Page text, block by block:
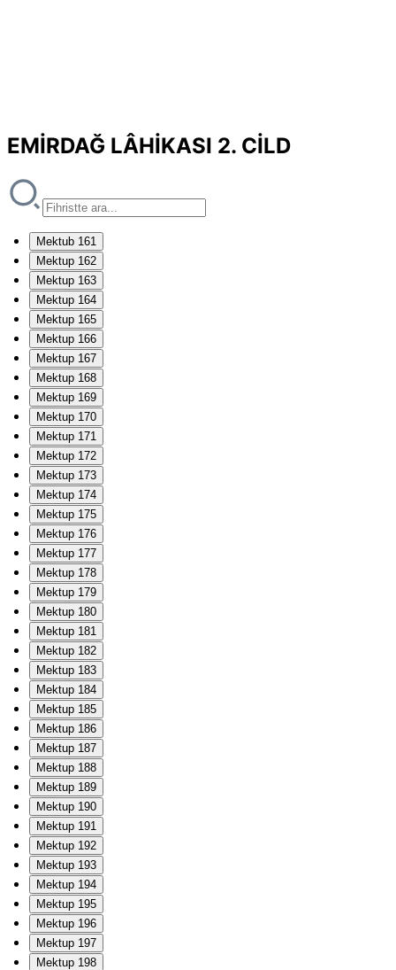
EMİRDAĞ LÂHİKASI 2. CİLD
Mektub 161
Mektup 162
Mektup 163
Mektup 164
Mektup 165
Mektup 166
Mektup 167
Mektup 168
Mektup 169
Mektup 170
Mektup 171
Mektup 172
Mektup 173
Mektup 174
Mektup 175
Mektup 176
Mektup 177
Mektup 178
Mektup 179
Mektup 180
Mektup 181
Mektup 182
Mektup 183
Mektup 184
Mektup 185
Mektup 186
Mektup 187
Mektup 188
Mektup 189
Mektup 190
Mektup 191
Mektup 192
Mektup 193
Mektup 194
Mektup 195
Mektup 196
Mektup 197
Mektup 198